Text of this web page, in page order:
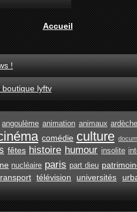
Accueil
!
angoulème animation animaux ardèche
comédie culture
fêtes histoire humour insolite
nucléaire paris part dieu
télévision universités